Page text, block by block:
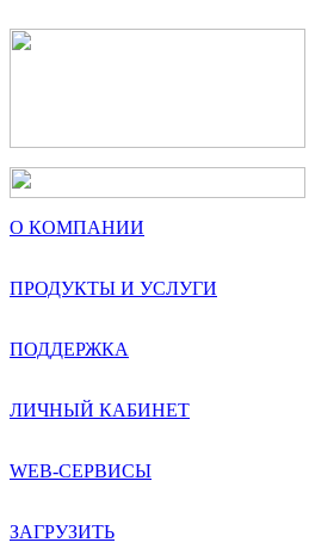
О КОМПАНИИ
ПРОДУКТЫ И УСЛУГИ
ПОДДЕРЖКА
ЛИЧНЫЙ КАБИНЕТ
WEB-СЕРВИСЫ
ЗАГРУЗИТЬ